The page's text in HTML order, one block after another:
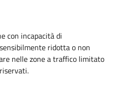
con incapacità di
ridotta o non
nelle zone a traffico limitato